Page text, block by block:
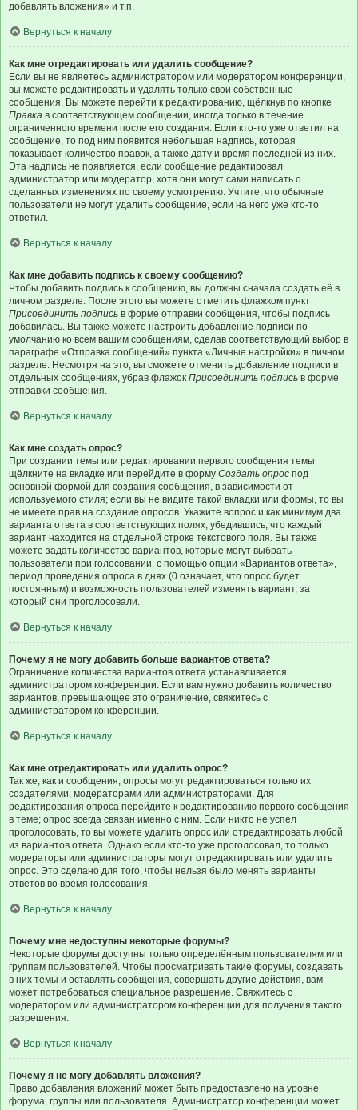
добавлять вложения» и т.п.
Вернуться к началу
Как мне отредактировать или удалить сообщение?
Если вы не являетесь администратором или модератором конференции,
вы можете редактировать и удалять только свои собственные
сообщения. Вы можете перейти к редактированию, щёлкнув по кнопке
Правка в соответствующем сообщении, иногда только в течение
ограниченного времени после его создания. Если кто-то уже ответил на
сообщение, то под ним появится небольшая надпись, которая
показывает количество правок, а также дату и время последней из них.
Эта надпись не появляется, если сообщение редактировал
администратор или модератор, хотя они могут сами написать о
сделанных изменениях по своему усмотрению. Учтите, что обычные
пользователи не могут удалить сообщение, если на него уже кто-то
ответил.
Вернуться к началу
Как мне добавить подпись к своему сообщению?
Чтобы добавить подпись к сообщению, вы должны сначала создать её в
личном разделе. После этого вы можете отметить флажком пункт
Присоединить подпись в форме отправки сообщения, чтобы подпись
добавилась. Вы также можете настроить добавление подписи по
умолчанию ко всем вашим сообщениям, сделав соответствующий выбор в
параграфе «Отправка сообщений» пункта «Личные настройки» в личном
разделе. Несмотря на это, вы сможете отменить добавление подписи в
отдельных сообщениях, убрав флажок Присоединить подпись в форме
отправки сообщения.
Вернуться к началу
Как мне создать опрос?
При создании темы или редактировании первого сообщения темы
щёлкните на вкладке или перейдите в форму Создать опрос под
основной формой для создания сообщения, в зависимости от
используемого стиля; если вы не видите такой вкладки или формы, то вы
не имеете прав на создание опросов. Укажите вопрос и как минимум два
варианта ответа в соответствующих полях, убедившись, что каждый
вариант находится на отдельной строке текстового поля. Вы также
можете задать количество вариантов, которые могут выбрать
пользователи при голосовании, с помощью опции «Вариантов ответа»,
период проведения опроса в днях (0 означает, что опрос будет
постоянным) и возможность пользователей изменять вариант, за
который они проголосовали.
Вернуться к началу
Почему я не могу добавить больше вариантов ответа?
Ограничение количества вариантов ответа устанавливается
администратором конференции. Если вам нужно добавить количество
вариантов, превышающее это ограничение, свяжитесь с
администратором конференции.
Вернуться к началу
Как мне отредактировать или удалить опрос?
Так же, как и сообщения, опросы могут редактироваться только их
создателями, модераторами или администраторами. Для
редактирования опроса перейдите к редактированию первого сообщения
в теме; опрос всегда связан именно с ним. Если никто не успел
проголосовать, то вы можете удалить опрос или отредактировать любой
из вариантов ответа. Однако если кто-то уже проголосовал, то только
модераторы или администраторы могут отредактировать или удалить
опрос. Это сделано для того, чтобы нельзя было менять варианты
ответов во время голосования.
Вернуться к началу
Почему мне недоступны некоторые форумы?
Некоторые форумы доступны только определённым пользователям или
группам пользователей. Чтобы просматривать такие форумы, создавать
в них темы и оставлять сообщения, совершать другие действия, вам
может потребоваться специальное разрешение. Свяжитесь с
модератором или администратором конференции для получения такого
разрешения.
Вернуться к началу
Почему я не могу добавлять вложения?
Право добавления вложений может быть предоставлено на уровне
форума, группы или пользователя. Администратор конференции может